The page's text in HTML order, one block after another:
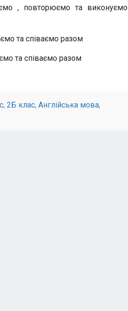
, повторюємо та виконуємо
та співаємо разом
та співаємо разом
, 2Б клас, Англійська мова,